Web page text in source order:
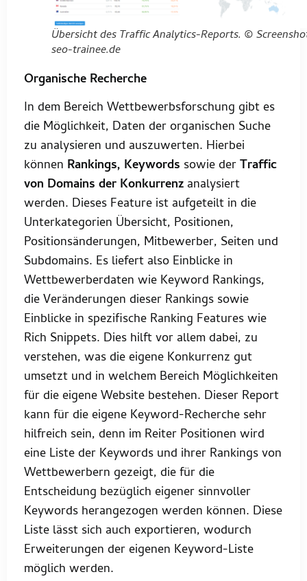
Übersicht des Traffic Analytics-Reports. ©
seo-trainee.de
Organische Recherche
In dem Bereich Wettbewerbsforschung gibt es
die Möglichkeit, Daten der organischen Suche
zu analysieren und auszuwerten. Hierbei
können Rankings, Keywords sowie derTraffic
von Domains der Konkurrenz analysiert
werden. Dieses Feature ist aufgeteilt in die
Unterkategorien Übersicht, Positionen,
Positionsänderungen, Mitbewerber, Seiten und
Subdomains. Es liefert also Einblicke in
Wettbewerberdaten wie Keyword Rankings,
die Veränderungen dieser Rankings sowie
Einblicke in spezifische Ranking Features wie
Rich Snippets. Dies hilft vor allem dabei, zu
verstehen, was die eigene Konkurrenz gut
umsetzt und in welchem Bereich Möglichkeiten
für die eigene Website bestehen. Dieser Report
kann für die eigene Keyword-Recherche sehr
hilfreich sein, denn im Reiter Positionen wird
eine Liste der Keywords und ihrer Rankings von
Wettbewerbern gezeigt, die für die
Entscheidung bezüglich eigener sinnvoller
Keywords herangezogen werden können. Diese
Liste lässt sich auch exportieren, wodurch
Erweiterungen der eigenen Keyword-Liste
möglich werden.